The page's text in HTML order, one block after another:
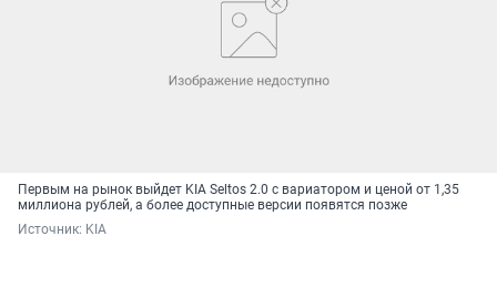
Первым на рынок выйдет KIA Seltos 2.0 с вариатором и ценой от 1,35
миллиона рублей, а более доступные версии появятся позже
Источник: KIA